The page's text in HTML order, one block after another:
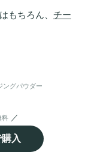
もちろん、 チー
ラにより肌に
。素肌のような
演出。どの角度
ングパウダー
料
入